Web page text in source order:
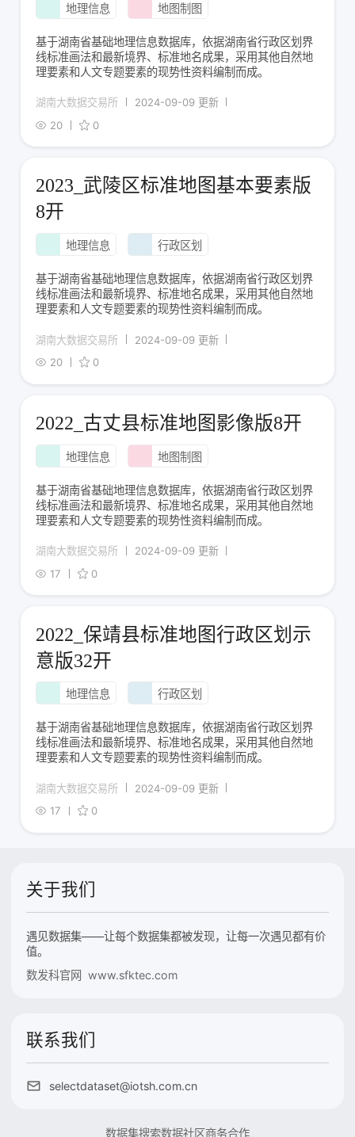
地理信息 地图制图
基于湖南省基础地理信息数据库，依据湖南省行政区划界
线标准画法和最新境界、标准地名成果，采用其他自然地
理要素和人文专题要素的现势性资料编制而成。
湖南大数据交易所
2024-09-09 更新
20
0
2023_武陵区标准地图基本要素版
8开
地理信息 行政区划
基于湖南省基础地理信息数据库，依据湖南省行政区划界
线标准画法和最新境界、标准地名成果，采用其他自然地
理要素和人文专题要素的现势性资料编制而成。
湖南大数据交易所
2024-09-09 更新
20
0
2022_古丈县标准地图影像版8开
地理信息 地图制图
基于湖南省基础地理信息数据库，依据湖南省行政区划界
线标准画法和最新境界、标准地名成果，采用其他自然地
理要素和人文专题要素的现势性资料编制而成。
湖南大数据交易所
2024-09-09 更新
17
0
2022_保靖县标准地图行政区划示
意版32开
地理信息 行政区划
基于湖南省基础地理信息数据库，依据湖南省行政区划界
线标准画法和最新境界、标准地名成果，采用其他自然地
理要素和人文专题要素的现势性资料编制而成。
湖南大数据交易所
2024-09-09 更新
17
0
关于我们
遇见数据集——让每个数据集都被发现，让每一次遇见都有价
值。
数发科官网 www.sfktec.com
联系我们
selectdataset@iotsh.com.cn
数据集搜索数据社区商务合作